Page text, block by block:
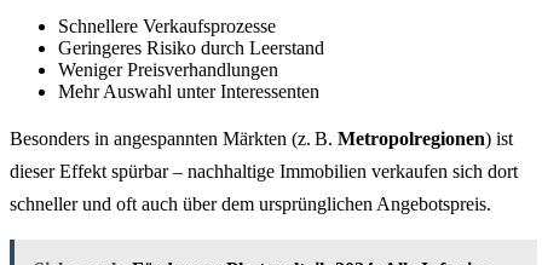
Schnellere Verkaufsprozesse
Geringeres Risiko durch Leerstand
Weniger Preisverhandlungen
Mehr Auswahl unter Interessenten
Besonders in angespannten Märkten (z. B. Metropolregionen) ist
dieser Effekt spürbar – nachhaltige Immobilien verkaufen sich dort
schneller und oft auch über dem ursprünglichen Angebotspreis.